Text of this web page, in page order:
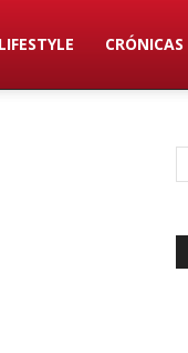
LIFESTYLE CRÓNICAS